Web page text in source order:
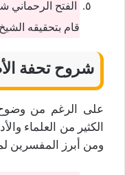
الفتح الرحماني
قام بتحقيقه
شروح تحفة
على الرغم من وضوح
الكثير من العلماء
ومن أبرز المفسرين